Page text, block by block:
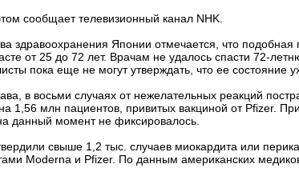
сообщает телевизионный канал NHK.
здравоохранения Японии отмечается, что подобная
от 25 до 72 лет. Врачам не удалось спасти 72-
пока еще не могут утверждать, что ее состояние
в восьми случаях от нежелательных реакций
1,56 млн пациентов, привитых вакциной от Pfizer.
данный момент не фиксировалось.
свыше 1,2 тыс. случаев миокардита или
Moderna и Pfizer. По данным американских